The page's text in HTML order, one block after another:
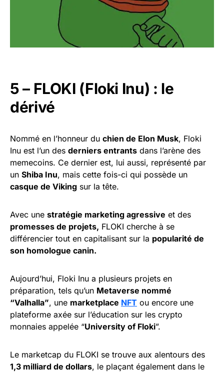
5 – FLOKI (Floki Inu) : le
dérivé
Nommé en l’honneur du chien de Elon Musk, Floki
Inu est l’un des derniers entrants dans l’arène des
memecoins. Ce dernier est, lui aussi, représenté par
un Shiba Inu, mais cette fois-ci qui possède un
casque de Viking sur la tête.
Avec une stratégie marketing agressive et des
promesses de projets, FLOKI cherche à se
différencier tout en capitalisant sur la popularité de
son homologue canin.
Aujourd’hui, Floki Inu a plusieurs projets en
préparation, tels qu’un Metaverse nommé
“Valhalla”, une marketplace NFT ou encore une
plateforme axée sur l’éducation sur les crypto
monnaies appelée “University of Floki”.
Le marketcap du FLOKI se trouve aux alentours des
1,3 milliard de dollars, le plaçant également dans le